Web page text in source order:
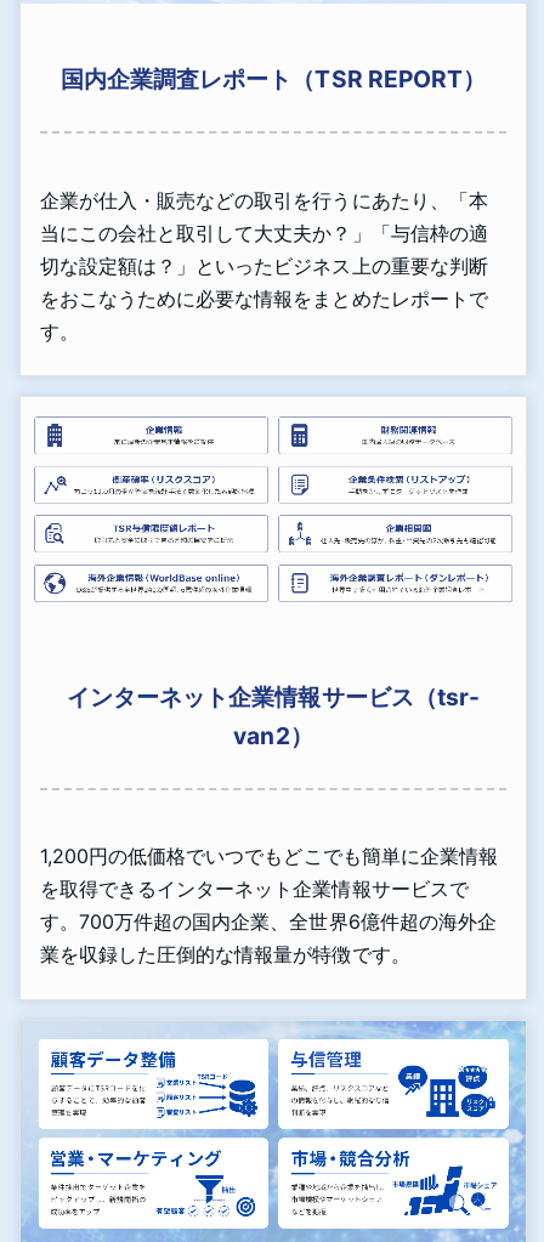
国内企業調査レポート（TSR REPORT）
企業が仕入・販売などの取引を行うにあたり、「本
当にこの会社と取引して大丈夫か？」「与信枠の適
切な設定額は？」といったビジネス上の重要な判断
をおこなうために必要な情報をまとめたレポートで
す。
インターネット企業情報サービス（tsr-
van2）
1,200円の低価格でいつでもどこでも簡単に企業情報
を取得できるインターネット企業情報サービスで
す。700万件超の国内企業、全世界6億件超の海外企
業を収録した圧倒的な情報量が特徴です。